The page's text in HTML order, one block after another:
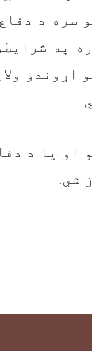
سره د
اړوندو
.
او یا د
شي.